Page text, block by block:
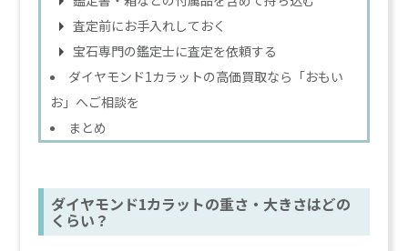
査定前にお手入れしておく
宝石専門の鑑定士に査定を依頼する
ダイヤモンド1カラットの高価買取なら「おもい
お」へご相談を
まとめ
ダイヤモンド1カラットの重さ・大きさはどの
くらい？